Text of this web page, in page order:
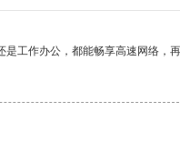
工作办公，都能畅享高速网络